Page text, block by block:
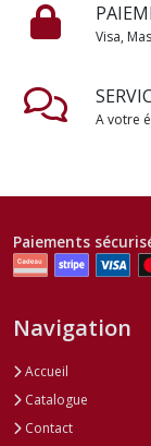
Visa,
A votre
Paiements
Navigation
Accueil
Catalogue
Contact